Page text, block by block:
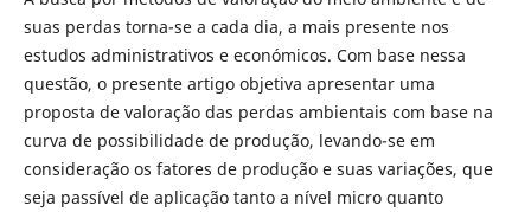
suas perdas torna-se a cada dia, a mais presente nos
estudos administrativos e económicos. Com base nessa
questão, o presente artigo objetiva apresentar uma
proposta de valoração das perdas ambientais com base na
curva de possibilidade de produção, levando-se em
consideração os fatores de produção e suas variações, que
seja passível de aplicação tanto a nível micro quanto